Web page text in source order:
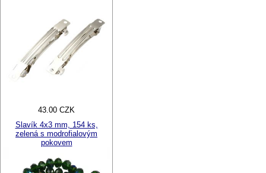
43.00 CZK
Slavík 4x3 mm, 154 ks,
zelená s modrofialovým
pokovem